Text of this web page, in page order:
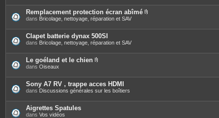
t
e
s
j
o
i
t
Remplacement protection écran abîmé
è
j
t
dans Bricolage, nettoyage, réparation et SAV
Clapet batterie dynax 500SI
dans Bricolage, nettoyage, réparation et SAV
Le goéland et le chien
è
c
e
s
j
dans Oiseaux
Sony A7 RV , trappe acces HDMI
dans Discussions générales sur les boîtiers
Aigrettes Spatules
dans Vos vidéos